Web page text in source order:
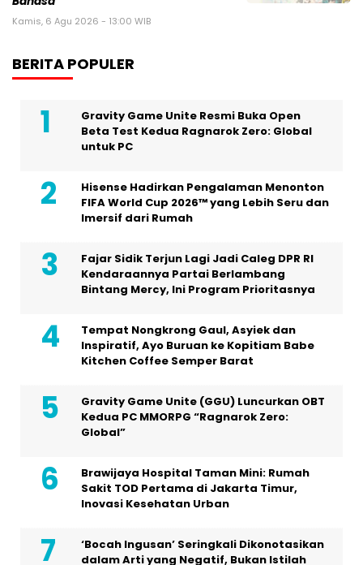
Kamis, 6 Agu 2026 - 13:00 WIB
BERITA POPULER
Gravity Game Unite Resmi Buka Open
Beta Test Kedua Ragnarok Zero: Global
untuk PC
Hisense Hadirkan Pengalaman Menonton
FIFA World Cup 2026™ yang Lebih Seru dan
Imersif dari Rumah
Fajar Sidik Terjun Lagi Jadi Caleg DPR RI
Kendaraannya Partai Berlambang
Bintang Mercy, Ini Program Prioritasnya
Tempat Nongkrong Gaul, Asyiek dan
Inspiratif, Ayo Buruan ke Kopitiam Babe
Kitchen Coffee Semper Barat
Gravity Game Unite (GGU) Luncurkan OBT
Kedua PC MMORPG “Ragnarok Zero:
Global”
Brawijaya Hospital Taman Mini: Rumah
Sakit TOD Pertama di Jakarta Timur,
Inovasi Kesehatan Urban
‘Bocah Ingusan’ Seringkali Dikonotasikan
dalam Arti yang Negatif, Bukan Istilah